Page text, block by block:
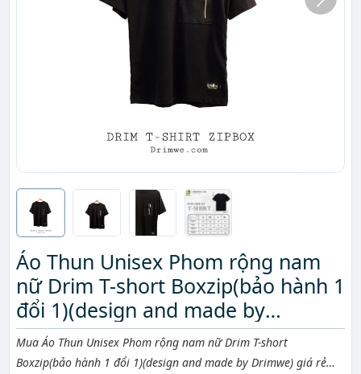
Áo Thun Unisex Phom rộng nam
nữ Drim T-short Boxzip(bảo hành 1
đổi 1)(design and made by
Drimwe)
Mô tả ngắn
Mua Áo Thun Unisex Phom rộng nam nữ Drim T-short
Boxzip(bảo hành 1 đổi 1)(design and made by Drimwe) giá rẻ